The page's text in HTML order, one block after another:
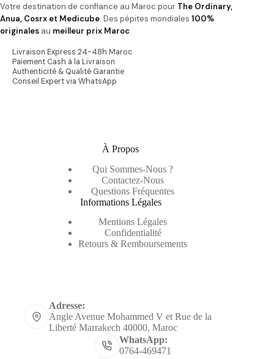
Votre destination de confiance au Maroc pour The Ordinary,
Anua, Cosrx et Medicube. Des pépites mondiales 100%
originales au meilleur prix Maroc.
Livraison Express 24-48h Maroc
Paiement Cash à la Livraison
Authenticité & Qualité Garantie
Conseil Expert via WhatsApp
À Propos
Qui Sommes-Nous ?
Contactez-Nous
Questions Fréquentes
Informations Légales
Mentions Légales
Confidentialité
Retours & Remboursements
Adresse:
Angle Avenue Mohammed V et Rue de la
Liberté Marrakech 40000, Maroc
WhatsApp:
0764-469471